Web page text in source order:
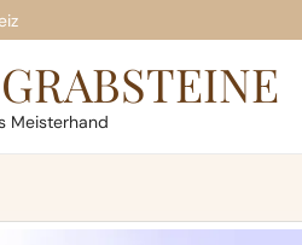
GRABSTEINE
Meisterhand